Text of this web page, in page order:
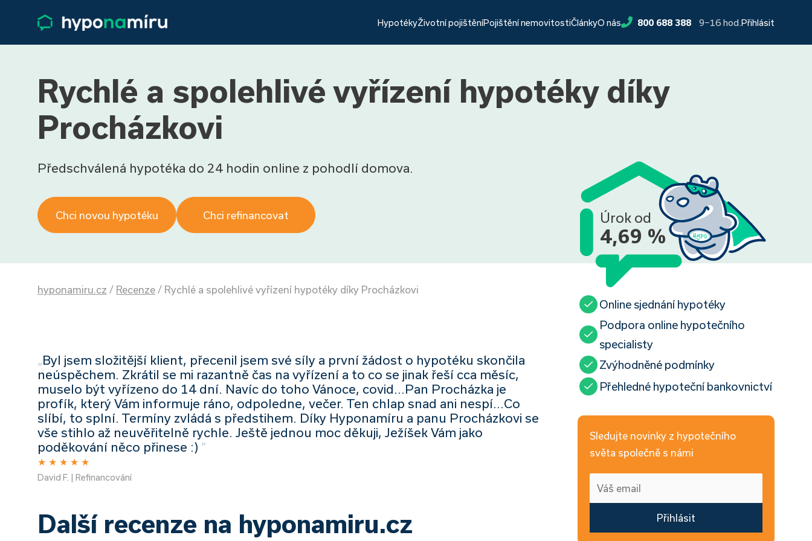
HypotékyŽivotní pojištěníPojištění nemovitostiČlánkyO nás 800 688 388 9−16 hod. Přihlásit
Rychlé a spolehlivé vyřízení hypotéky díky
Procházkovi
Předschválená hypotéka do 24 hodin online z pohodlí domova.
Chci novou hypotéku Chci refinancovat Úrok od
4,69 %
hyponamiru.cz / Recenze / Rychlé a spolehlivé vyřízení hypotéky díky Procházkovi
„Byl jsem složitější klient, přecenil jsem své síly a první žádost o hypotéku skončila
neúspěchem. Zkrátil se mi razantně čas na vyřízení a to co se jinak řeší cca měsíc,
muselo být vyřízeno do 14 dní. Navíc do toho Vánoce, covid...Pan Procházka je
profík, který Vám informuje ráno, odpoledne, večer. Ten chlap snad ani nespí...Co
slíbí, to splní. Termíny zvládá s předstihem. Díky Hyponamíru a panu Procházkovi se
vše stihlo až neuvěřitelně rychle. Ještě jednou moc děkuji, Ježíšek Vám jako
poděkování něco přinese :) ”
★ ★ ★ ★ ★
David F. | Refinancování
Další recenze na hyponamiru.cz
Online sjednání hypotéky
Podpora online hypotečního
specialisty
Zvýhodněné podmínky
Přehledné hypoteční bankovnictví
Sledujte novinky z hypotečního
světa společně s námi
Přihlásit